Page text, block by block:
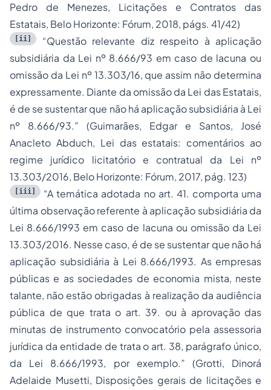
Pedro de Menezes, Licitações e Contratos das
Estatais, Belo Horizonte: Fórum, 2018, págs. 41/42)
[ii]
“Questão relevante diz respeito à aplicação
subsidiária da Lei nº 8.666/93 em caso de lacuna ou
omissão da Lei nº 13.303/16, que assim não determina
expressamente. Diante da omissão da Lei das Estatais,
é de se sustentar que não há aplicação subsidiária à Lei
nº 8.666/93.” (Guimarães, Edgar e Santos, José
Anacleto Abduch, Lei das estatais: comentários ao
regime jurídico licitatório e contratual da Lei nº
13.303/2016, Belo Horizonte: Fórum, 2017, pág. 123)
[iii]
“A temática adotada no art. 41. comporta uma
última observação referente à aplicação subsidiária da
Lei 8.666/1993 em caso de lacuna ou omissão da Lei
13.303/2016. Nesse caso, é de se sustentar que não há
aplicação subsidiária à Lei 8.666/1993. As empresas
públicas e as sociedades de economia mista, neste
talante, não estão obrigadas à realização da audiência
pública de que trata o art. 39. ou à aprovação das
minutas de instrumento convocatório pela assessoria
jurídica da entidade de trata o art. 38, parágrafo único,
da Lei 8.666/1993, por exemplo.” (Grotti, Dinorá
Adelaide Musetti, Disposições gerais de licitações e